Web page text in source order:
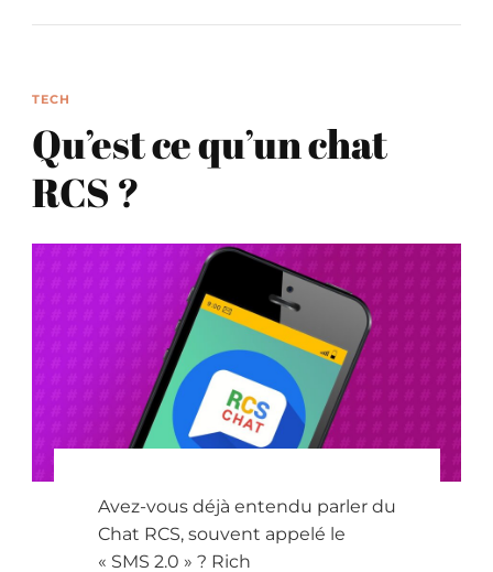
TECH
Qu’est ce qu’un chat
RCS ?
Avez-vous déjà entendu parler du
Chat RCS, souvent appelé le
« SMS 2.0 » ? Rich